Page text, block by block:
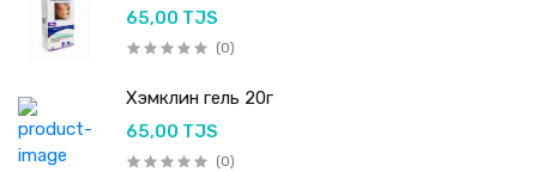
65,00 TJS
(0)
Хэмклин гель 20г
65,00 TJS
(0)